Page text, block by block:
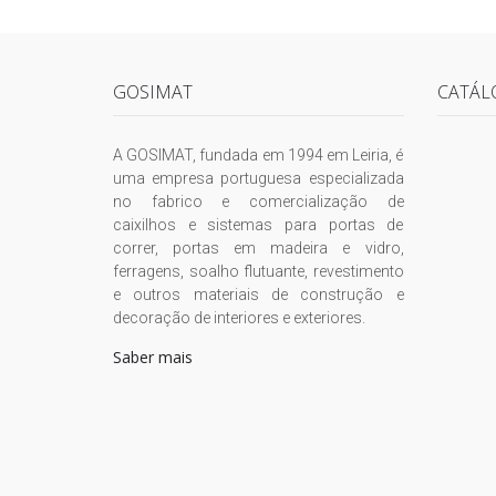
GOSIMAT
A GOSIMAT, fundada em 1994 em Leiria, é
uma empresa portuguesa especializada
no fabrico e comercialização de
caixilhos e sistemas para portas de
correr, portas em madeira e vidro,
ferragens, soalho flutuante, revestimento
e outros materiais de construção e
decoração de interiores e exteriores.
Saber mais